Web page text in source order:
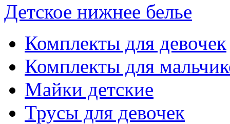
Детское нижнее белье
Комплекты для девочек
Комплекты для
Майки детские
Трусы для девочек